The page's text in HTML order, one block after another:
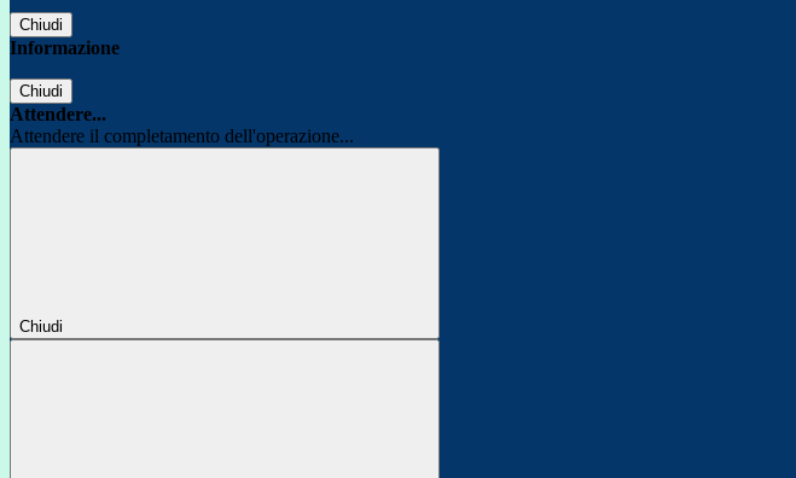
Chiudi
Informazione
Chiudi
Attendere...
Attendere il completamento dell'operazione...
Chiudi